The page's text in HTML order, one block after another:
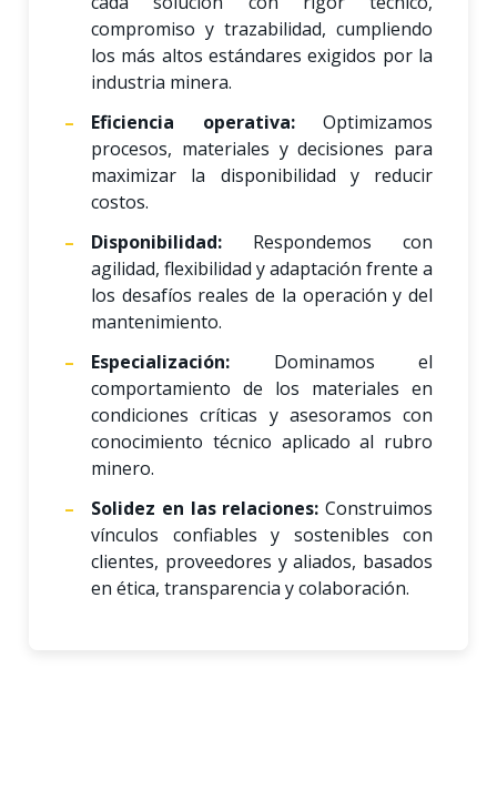
compromiso y trazabilidad, cumpliendo
los más altos estándares exigidos por la
industria minera.
Eficiencia operativa:Optimizamos
procesos, materiales y decisiones para
maximizar la disponibilidad y reducir
costos.
Disponibilidad: Respondemos con
agilidad, flexibilidad y adaptación frente a
los desafíos reales de la operación y del
mantenimiento.
Especialización: Dominamos el
comportamiento de los materiales en
condiciones críticas y asesoramos con
conocimiento técnico aplicado al rubro
minero.
Solidez en las relaciones: Construimos
vínculos confiables y sostenibles con
clientes, proveedores y aliados, basados
en ética, transparencia y colaboración.